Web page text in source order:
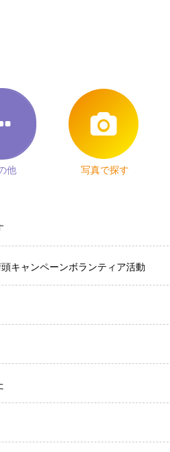
他 写真で探す
キャンペーンボランティア活動